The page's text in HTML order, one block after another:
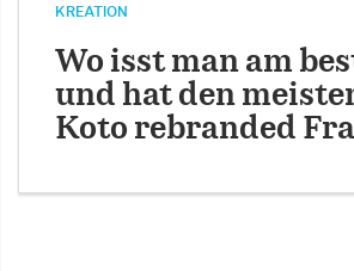
KREATION
Wo isst man am
und hat den
Koto rebranded